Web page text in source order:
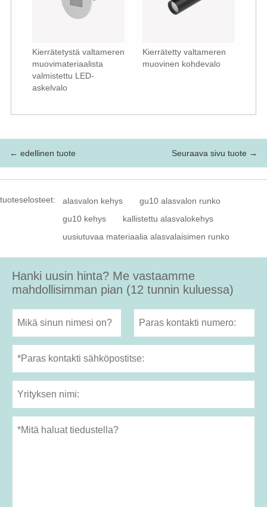
Kierrätetystä valtameren
muovimateriaalista
valmistettu LED-
askelvalo
Kierrätetty valtameren
muovinen kohdevalo
← edellinen tuote Seuraava sivu tuote →
tuoteselosteet: alasvalon kehys
gu10 alasvalon runko
gu10 kehys
kallistettu alasvalokehys
uusiutuvaa materiaalia alasvalaisimen runko
Hanki uusin hinta? Me vastaamme
mahdollisimman pian (12 tunnin kuluessa)